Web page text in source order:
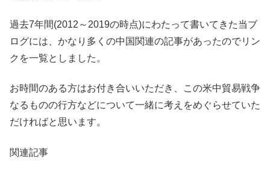
過去7年間(2012～2019の時点)にわたって書いてきた当ブ
ログには、かなり多くの中国関連の記事があったのでリン
クを一覧としました。
お時間のある方はお付き合いいただき、この米中貿易戦争
なるものの行方などについて一緒に考えをめぐらせていた
だければと思います。
関連記事